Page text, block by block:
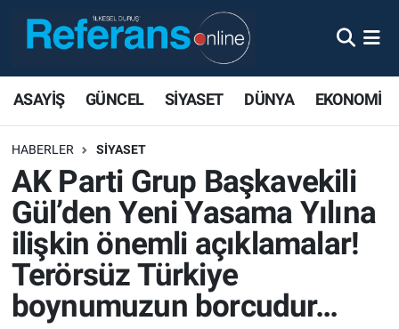
ASAYİŞ GÜNCEL SİYASET DÜNYA EKONOMİ
HABERLER SİYASET
AK Parti Grup Başkavekili
Gül’den Yeni Yasama Yılına
ilişkin önemli açıklamalar!
Terörsüz Türkiye
boynumuzun borcudur…